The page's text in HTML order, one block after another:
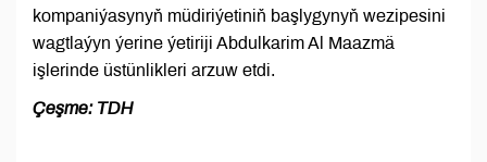
kompaniýasynyň müdiriýetiniň başlygynyň wezipesini
wagtlaýyn ýerine ýetiriji Abdulkarim Al Maazmä
işlerinde üstünlikleri arzuw etdi.
Çeşme: TDH